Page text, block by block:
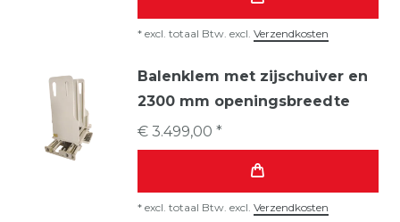
* excl. totaal Btw. excl. Verzendkosten
Balenklem met zijschuiver en
2300 mm openingsbreedte
€ 3.499,00 *
* excl. totaal Btw. excl. Verzendkosten